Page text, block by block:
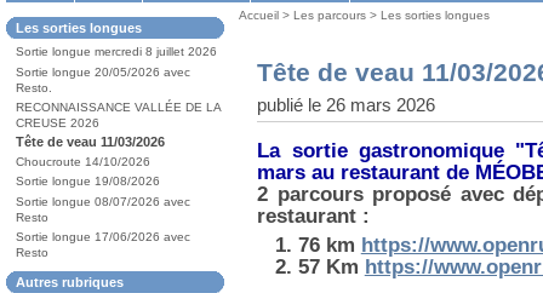
menu
principal
-
Aller
à
la
recherche
Dans
la
rubrique
:
Les sorties longues
Sortie longue mercredi 8 juillet 2026
Sortie longue 20/05/2026 avec
Resto.
RECONNAISSANCE VALLÉE DE LA
CREUSE 2026
Tête de veau 11/03/2026
Choucroute 14/10/2026
Sortie longue 19/08/2026
Sortie longue 08/07/2026 avec
Resto
Sortie longue 17/06/2026 avec
Resto
Autres rubriques
Vous
Accueil >Les parcours >Les sorties longues
Tête de veau 11/03/
publié le 26 mars 2026
La sortie gastronomique
mars au restaurant de
2 parcours proposé avec
restaurant :
76 km https://
57 Km https://